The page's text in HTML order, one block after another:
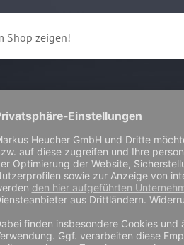
Shop zeigen!